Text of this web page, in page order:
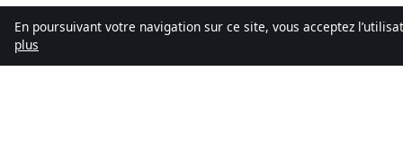
En poursuivant votre navigation sur ce site, vous acceptez
plus